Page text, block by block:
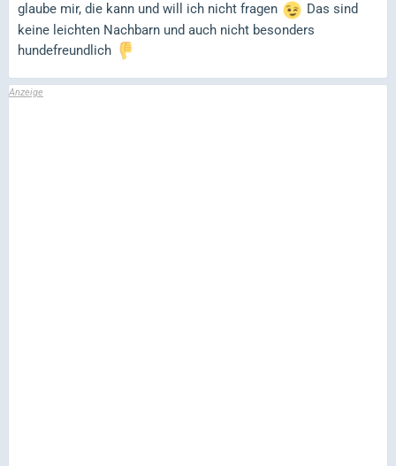
glaube mir, die kann und will ich nicht fragen
Das sind
keine leichten Nachbarn und auch nicht besonders
hundefreundlich